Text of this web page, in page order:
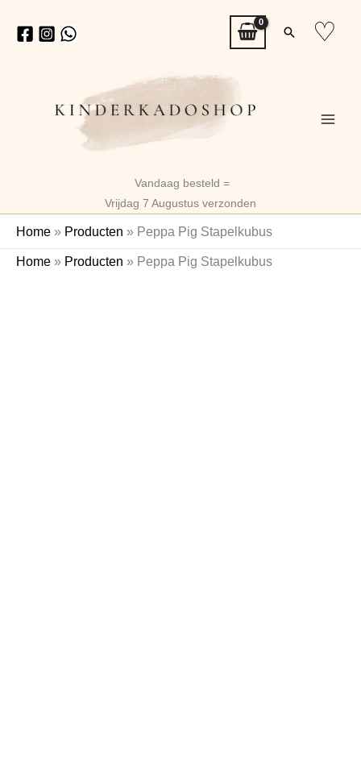
naar
Zoeken
♡
Vandaag besteld =
Vrijdag 7 Augustus verzonden
Home » Producten » Peppa Pig Stapelkubus
Home » Producten » Peppa Pig Stapelkubus
Peppa